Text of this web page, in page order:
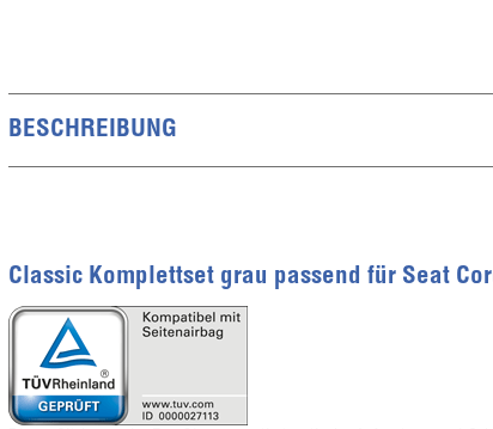
BESCHREIBUNG
Classic Komplettset grau passend für Seat